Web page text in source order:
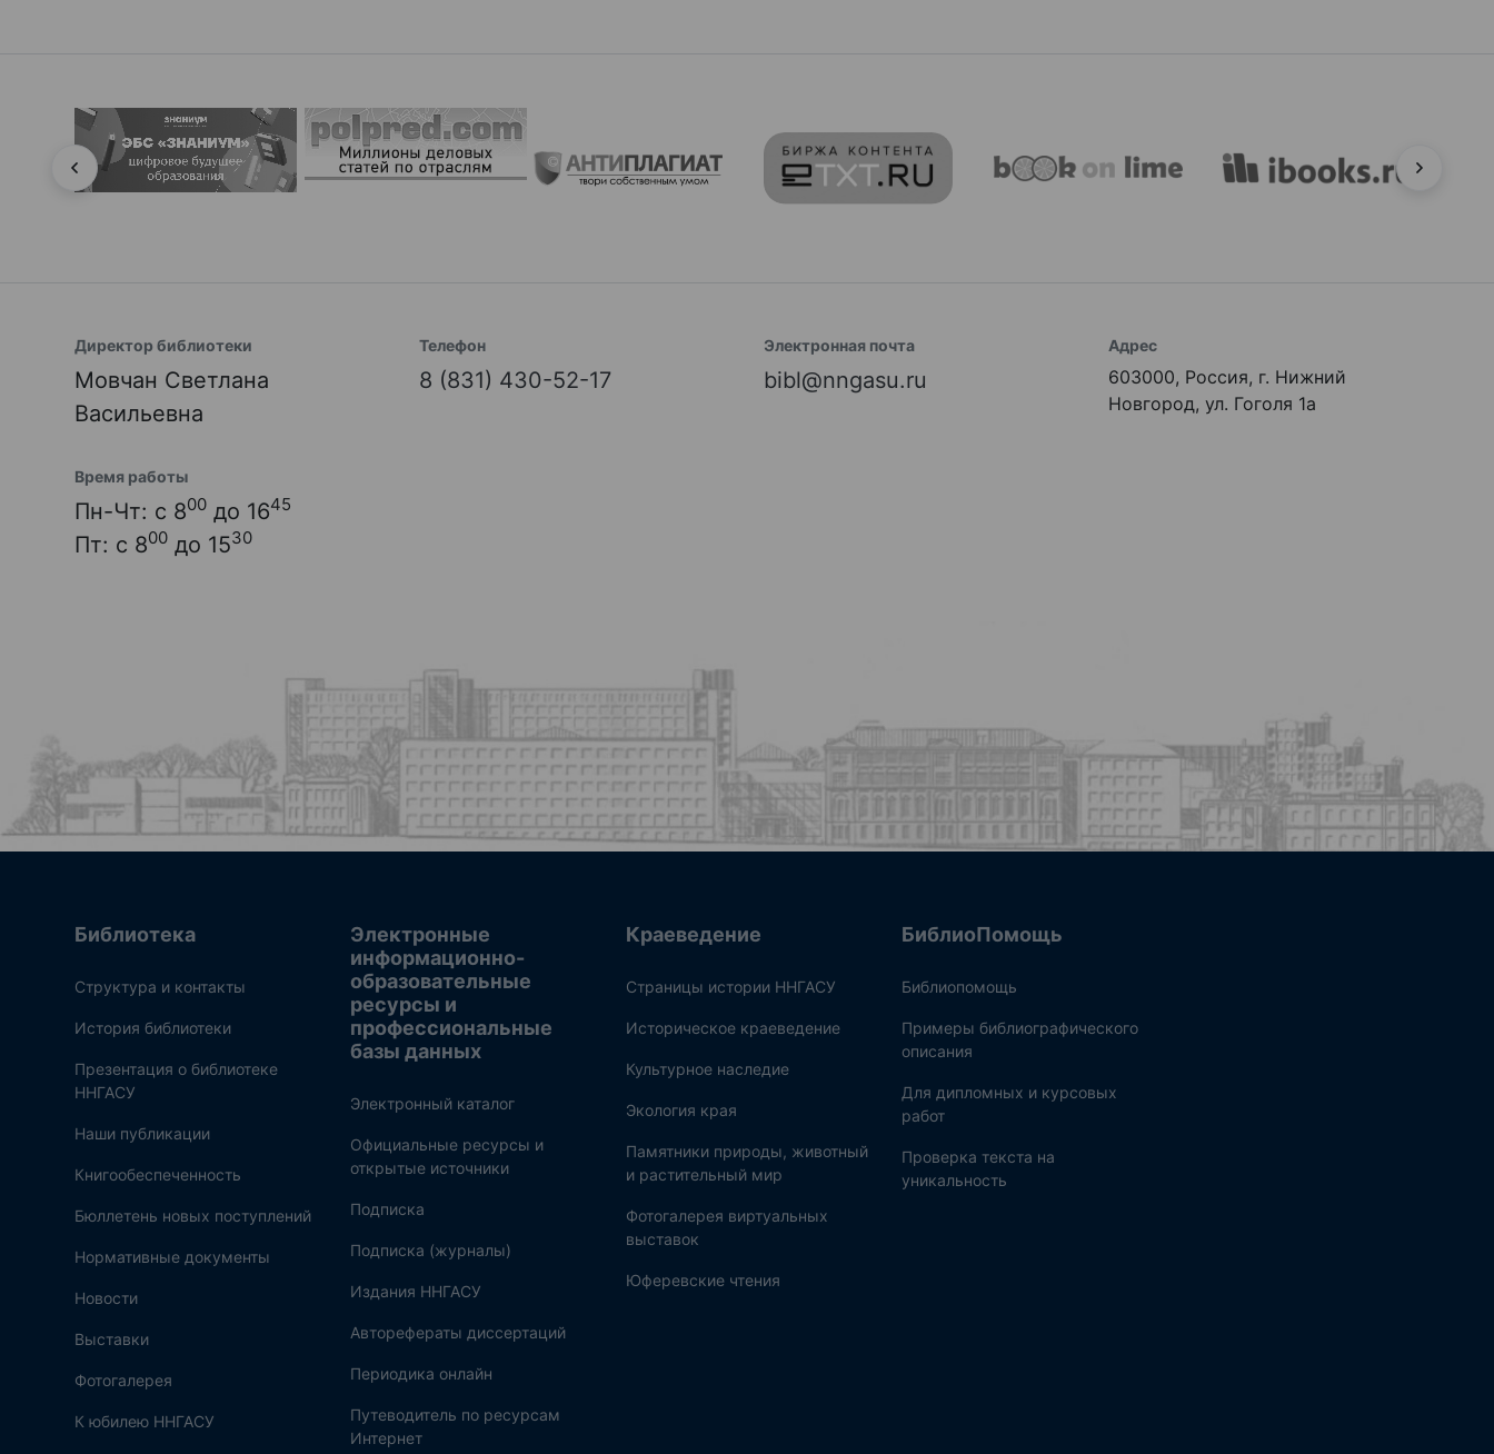
Директор библиотеки
Мовчан Светлана
Васильевна
Телефон
8 (831) 430-52-17
Электронная почта
bibl@nngasu.ru
Адрес
603000, Россия, г. Нижний
Новгород, ул. Гоголя 1а
Время работы
Пн-Чт: с 800 до 1645
Пт: с 800 до 1530
Библиотека
Структура и контакты
История библиотеки
Презентация о библиотеке
ННГАСУ
Наши публикации
Книгообеспеченность
Бюллетень новых поступлений
Нормативные документы
Новости
Выставки
Фотогалерея
К юбилею ННГАСУ
Электронные
информационно-
образовательные
ресурсы и
профессиональные
базы данных
Электронный каталог
Официальные ресурсы и
открытые источники
Подписка
Подписка (журналы)
Издания ННГАСУ
Авторефераты диссертаций
Периодика онлайн
Путеводитель по ресурсам
Интернет
Краеведение
Страницы истории ННГАСУ
Историческое краеведение
Культурное наследие
Экология края
Памятники природы, животный
и растительный мир
Фотогалерея виртуальных
выставок
Юферевские чтения
БиблиоПомощь
Библиопомощь
Примеры библиографического
описания
Для дипломных и курсовых
работ
Проверка текста на
уникальность